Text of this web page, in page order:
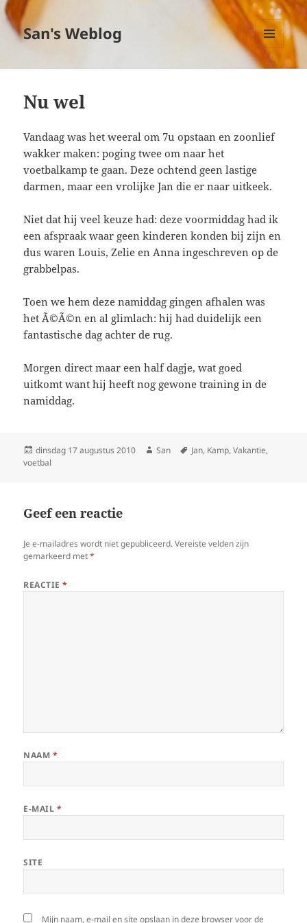
San's Weblog
MENU
EN
Nu wel
Vandaag was het weeral om 7u opstaan en zoonlief
wakker maken: poging twee om naar het
voetbalkamp te gaan. Deze ochtend geen lastige
darmen, maar een vrolijke Jan die er naar uitkeek.
Niet dat hij veel keuze had: deze voormiddag had ik
een afspraak waar geen kinderen konden bij zijn en
dus waren Louis, Zelie en Anna ingeschreven op de
grabbelpas.
Toen we hem deze namiddag gingen afhalen was
het Ã©Ã©n en al glimlach: hij had duidelijk een
fantastische dag achter de rug.
Morgen direct maar een half dagje, wat goed
uitkomt want hij heeft nog gewone training in de
namiddag.
Geplaatst
op
dinsdag 17 augustus 2010 Auteur
San Tags
Jan, Kamp,Vakantie,
voetbal
Geef een reactie
Je e-mailadres wordt niet gepubliceerd. Vereiste velden zijn
gemarkeerd met*
REACTIE*
NAAM *
E-MAIL *
SITE
Mijn naam, e-mail en site opslaan in deze browser voor de